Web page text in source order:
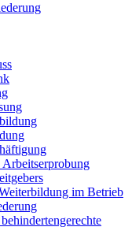
im Betrieb